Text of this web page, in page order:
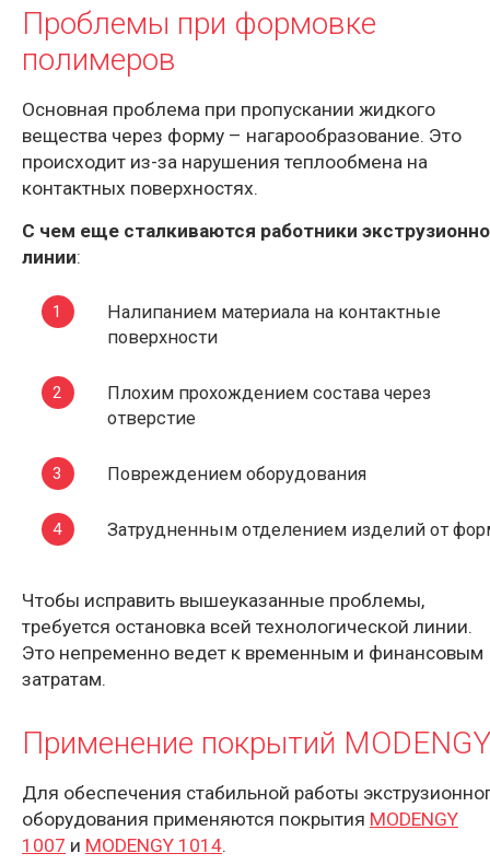
Проблемы при формовке
полимеров
Основная проблема при пропускании жидкого
вещества через форму – нагарообразование. Это
происходит из-за нарушения теплообмена на
контактных поверхностях.
С чем еще сталкиваются работники
линии:
Налипанием материала на контактные
поверхности
Плохим прохождением состава через
отверстие
Повреждением оборудования
Затрудненным отделением изделий от
Чтобы исправить вышеуказанные проблемы,
требуется остановка всей технологической линии.
Это непременно ведет к временным и финансовым
затратам.
Применение покрытий
Для обеспечения стабильной работы
оборудования применяются покрытия MODENGY
1007 и MODENGY 1014.